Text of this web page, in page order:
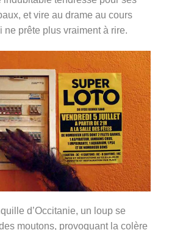
et vire au drame au cours
ne prête plus vraiment à rire.
d’Occitanie, un loup se
moutons, provoquant la colère